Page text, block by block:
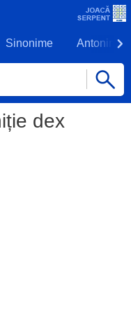
Sinonime Antonime
dex